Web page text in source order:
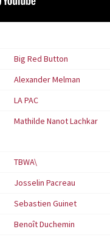
Big Red Button
Alexander Melman
LA PAC
Mathilde Nanot Lachkar
TBWA\
Josselin Pacreau
Sebastien Guinet
Benoît Duchemin